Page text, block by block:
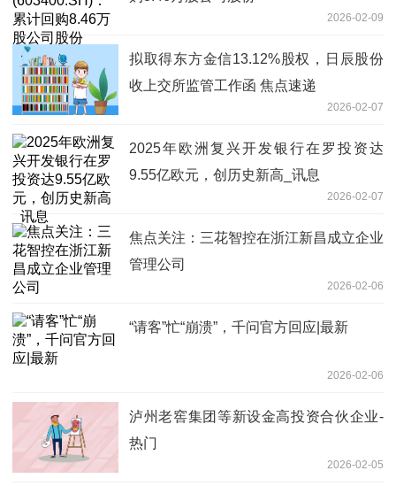
2026-02-09
拟取得东方金信13.12%股权，日辰股份
收上交所监管工作函 焦点速递
2026-02-07
2025年欧洲复兴开发银行在罗投资达
9.55亿欧元，创历史新高_讯息
2026-02-07
焦点关注：三花智控在浙江新昌成立企业
管理公司
2026-02-06
“请客”忙“崩溃”，千问官方回应|最新
2026-02-06
泸州老窖集团等新设金高投资合伙企业-
热门
2026-02-05